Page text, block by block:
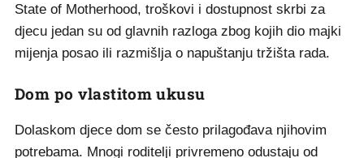
State of Motherhood, troškovi i dostupnost skrbi za
djecu jedan su od glavnih razloga zbog kojih dio majki
mijenja posao ili razmišlja o napuštanju tržišta rada.
Dom po vlastitom ukusu
Dolaskom djece dom se često prilagođava njihovim
potrebama. Mnogi roditelji privremeno odustaju od